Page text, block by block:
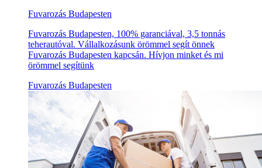
Fuvarozás Budapesten
Fuvarozás Budapesten, 100% garanciával, 3,5 tonnás
teherautóval. Vállalkozásunk örömmel segít önnek
Fuvarozás Budapesten kapcsán. Hívjon minket és mi
örömmel segítünk
Fuvarozás Budapesten